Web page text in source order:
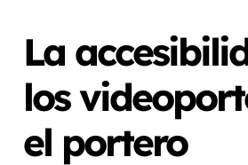
La
los
el portero